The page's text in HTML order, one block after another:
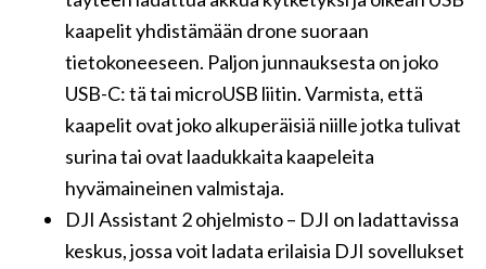
kaapelit yhdistämään drone suoraan
tietokoneeseen. Paljon junnauksesta on joko
USB-C: tä tai microUSB liitin. Varmista, että
kaapelit ovat joko alkuperäisiä niille jotka tulivat
surina tai ovat laadukkaita kaapeleita
hyvämaineinen valmistaja.
DJI Assistant 2 ohjelmisto – DJI on ladattavissa
keskus, jossa voit ladata erilaisia ​​DJI sovellukset